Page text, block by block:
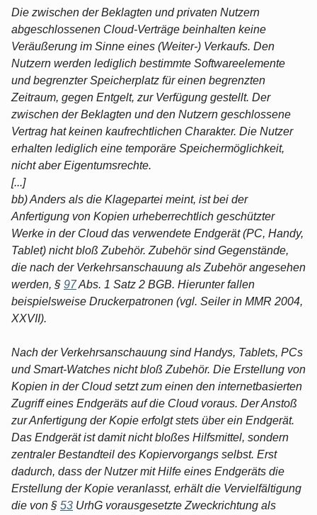
Die zwischen der Beklagten und privaten Nutzern
abgeschlossenen Cloud-Verträge beinhalten keine
Veräußerung im Sinne eines (Weiter-) Verkaufs. Den
Nutzern werden lediglich bestimmte Softwareelemente
und begrenzter Speicherplatz für einen begrenzten
Zeitraum, gegen Entgelt, zur Verfügung gestellt. Der
zwischen der Beklagten und den Nutzern geschlossene
Vertrag hat keinen kaufrechtlichen Charakter. Die Nutzer
erhalten lediglich eine temporäre Speichermöglichkeit,
nicht aber Eigentumsrechte.
[...]
bb) Anders als die Klagepartei meint, ist bei der
Anfertigung von Kopien urheberrechtlich geschützter
Werke in der Cloud das verwendete Endgerät (PC, Handy,
Tablet) nicht bloß Zubehör. Zubehör sind Gegenstände,
die nach der Verkehrsanschauung als Zubehör angesehen
werden, § 97Abs. 1 Satz 2 BGB. Hierunter fallen
beispielsweise Druckerpatronen (vgl. Seiler in MMR 2004,
XXVII).
Nach der Verkehrsanschauung sind Handys, Tablets, PCs
und Smart-Watches nicht bloß Zubehör. Die Erstellung von
Kopien in der Cloud setzt zum einen den internetbasierten
Zugriff eines Endgeräts auf die Cloud voraus. Der Anstoß
zur Anfertigung der Kopie erfolgt stets über ein Endgerät.
Das Endgerät ist damit nicht bloßes Hilfsmittel, sondern
zentraler Bestandteil des Kopiervorgangs selbst. Erst
dadurch, dass der Nutzer mit Hilfe eines Endgeräts die
Erstellung der Kopie veranlasst, erhält die Vervielfältigung
die von § 53 UrhG vorausgesetzte Zweckrichtung als